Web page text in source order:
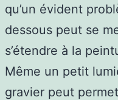
qu’un évident
dessous peut se
s’étendre à la
Même un petit
gravier peut